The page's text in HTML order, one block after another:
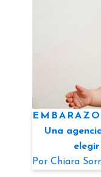
EMBARAZO
Una
Por Chiara